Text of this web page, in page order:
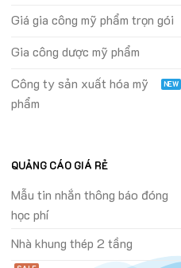
Giá gia công mỹ phẩm trọn gói
Gia công dược mỹ phẩm
Công ty sản xuất hóa mỹ
phẩm
QUẢNG CÁO GIÁ RẺ
Mẫu tin nhắn thông báo đóng
học phí
Nhà khung thép 2 tầng